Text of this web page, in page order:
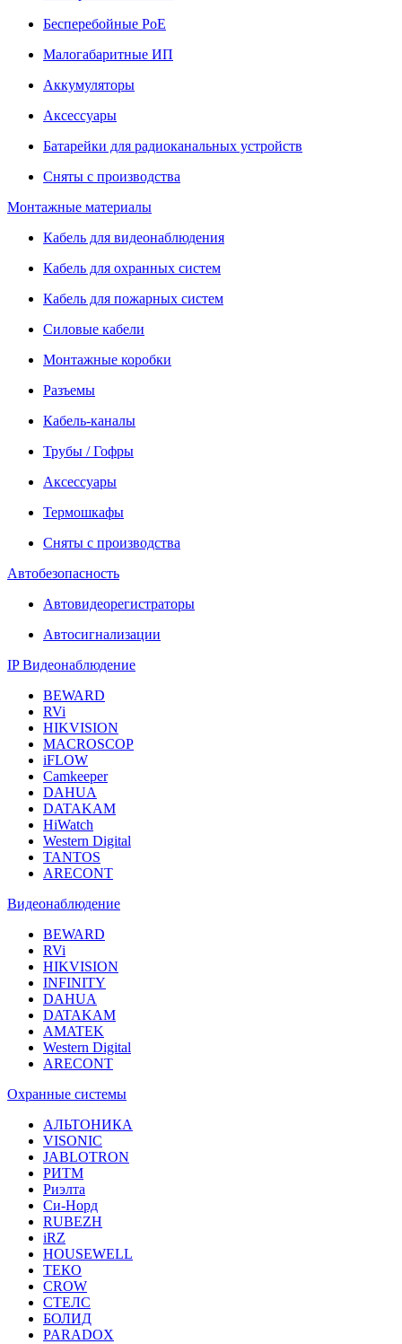
Бесперебойные PoE
Малогабаритные ИП
Аккумуляторы
Аксессуары
Батарейки для радиоканальных устройств
Сняты с производства
Монтажные материалы
Кабель для видеонаблюдения
Кабель для охранных систем
Кабель для пожарных систем
Силовые кабели
Монтажные коробки
Разъемы
Кабель-каналы
Трубы / Гофры
Аксессуары
Термошкафы
Сняты с производства
Автобезопасность
Автовидеорегистраторы
Автосигнализации
IP Видеонаблюдение
BEWARD
RVi
HIKVISION
MACROSCOP
iFLOW
Camkeeper
DAHUA
DATAKAM
HiWatch
Western Digital
TANTOS
ARECONT
Видеонаблюдение
BEWARD
RVi
HIKVISION
INFINITY
DAHUA
DATAKAM
AMATEK
Western Digital
ARECONT
Охранные системы
АЛЬТОНИКА
VISONIC
JABLOTRON
РИТМ
Риэлта
Си-Норд
RUBEZH
iRZ
HOUSEWELL
ТЕКО
CROW
СТЕЛС
БОЛИД
PARADOX